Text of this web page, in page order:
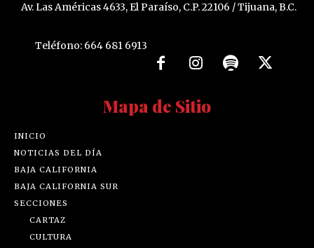
Av. Las Américas 4633, El Paraíso, C.P. 22106 / Tijuana, B.C.
Teléfono: 664 681 6913
Mapa de Sitio
INICIO
NOTICIAS DEL DÍA
BAJA CALIFORNIA
BAJA CALIFORNIA SUR
SECCIONES
CARTAZ
CULTURA